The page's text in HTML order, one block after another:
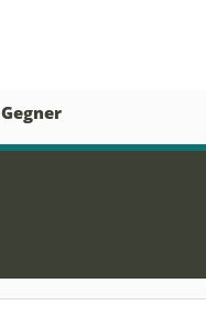
Gegner